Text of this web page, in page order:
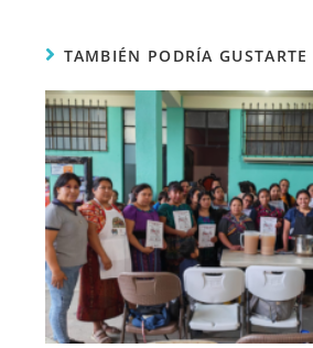
TAMBIÉN PODRÍA GUSTARTE